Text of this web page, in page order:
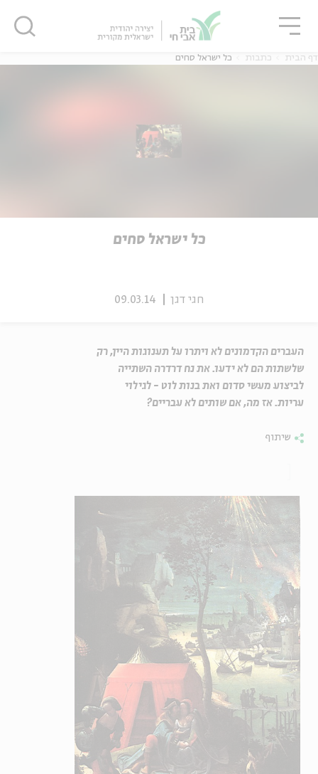
אנגלית
דף הבית כתבות כל ישראל סחים
כל ישראל סחים
חגי דגן 09.03.14
העברים הקדמונים לא ויתרו על תענוגות היין, רק
שלשתות הם לא ידעו. את נח דרדרה השתייה
לביצוע מעשי סדום ואת בנות לוט - לגילוי
עריות. אז מה, אם שותים לא עבריים?
שיתוף
סגור